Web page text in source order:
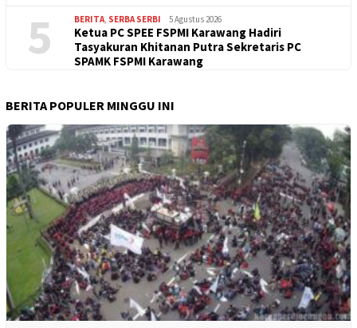
5 BERITA, SERBA SERBI 5 Agustus 2026
Ketua PC SPEE FSPMI Karawang Hadiri
Tasyakuran Khitanan Putra Sekretaris PC
SPAMK FSPMI Karawang
BERITA POPULER MINGGU INI